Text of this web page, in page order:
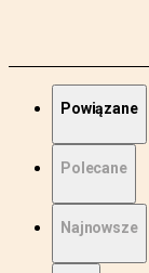
Powiązane
Polecane
Najnowsze